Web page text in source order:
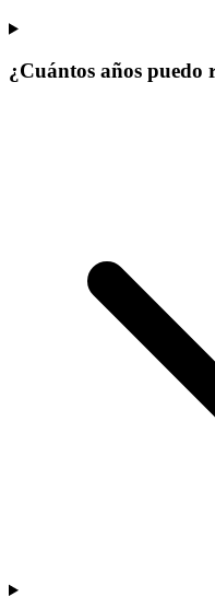
¿Cuántos años